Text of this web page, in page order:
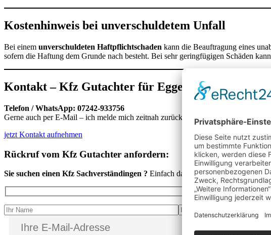
Kostenhinweis bei unverschuldetem Unfall
Bei einem unverschuldeten Haftpflichtschaden kann die Beauftragung eines
sofern die Haftung dem Grunde nach besteht. Bei sehr geringfügigen Schäden
Kontakt – Kfz Gutachter für Eggenstein-
Telefon / WhatsApp: 07242-933756
Gerne auch per E-Mail – ich melde mich zeitnah zurück.
jetzt Kontakt aufnehmen
Rückruf vom Kfz Gutachter anfordern:
Sie suchen einen Kfz Sachverständingen ? Einfach das folgende Formular